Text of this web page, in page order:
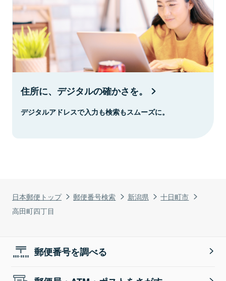
日本郵便トップ 郵便番号検索 新潟県
十日町市
高田町四丁目
住所に、デジタルの確かさを。
デジタルアドレスで入力も検索もスムーズに。
郵便番号を調べる